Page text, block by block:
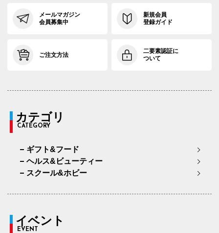
メールマガジン
会員募集中
新規会員
登録ガイド
ご注文方法
二要素認証に
ついて
カテゴリ
CATEGORY
ギフト&フード
ヘルス&ビューティー
スクール&ホビー
イベント
EVENT